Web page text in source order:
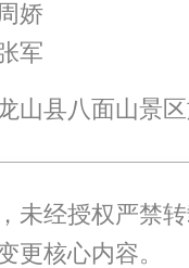
娇
军
山县八面山景
未经授权严禁
更核心内容。